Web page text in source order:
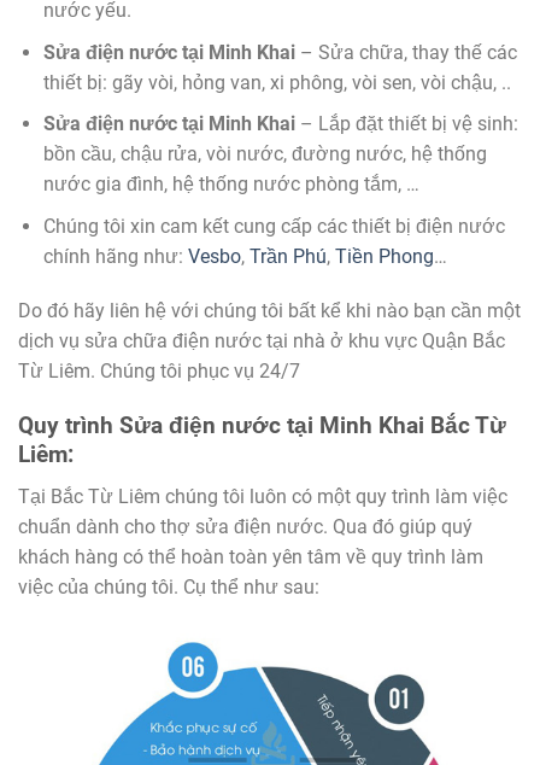
nước yếu.
Sửa điện nước tại Minh Khai– Sửa chữa, thay thế các
thiết bị: gãy vòi, hỏng van, xi phông, vòi sen, vòi chậu, ..
Sửa điện nước tại Minh Khai– Lắp đặt thiết bị vệ sinh:
bồn cầu, chậu rửa, vòi nước, đường nước, hệ thống
nước gia đình, hệ thống nước phòng tắm, …
Chúng tôi xin cam kết cung cấp các thiết bị điện nước
chính hãng như: Vesbo, Trần Phú, Tiền Phong…
Do đó hãy liên hệ với chúng tôi bất kể khi nào bạn cần một
dịch vụ sửa chữa điện nước tại nhà ở khu vực Quận Bắc
Từ Liêm. Chúng tôi phục vụ 24/7
Quy trình Sửa điện nước tại Minh Khai Bắc Từ
Liêm:
Tại Bắc Từ Liêm chúng tôi luôn có một quy trình làm việc
chuẩn dành cho thợ sửa điện nước. Qua đó giúp quý
khách hàng có thể hoàn toàn yên tâm về quy trình làm
việc của chúng tôi. Cụ thể như sau: